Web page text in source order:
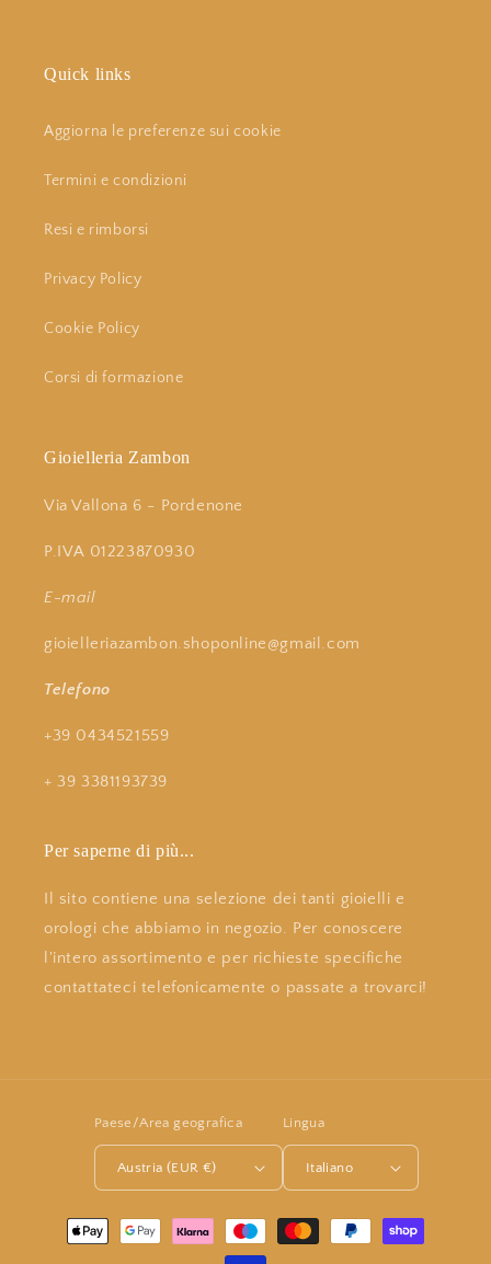
Quick links
Aggiorna le preferenze sui cookie
Termini e condizioni
Resi e rimborsi
Privacy Policy
Cookie Policy
Corsi di formazione
Gioielleria Zambon
Via Vallona 6 - Pordenone
P.IVA 01223870930
E-mail
gioielleriazambon.shoponline@gmail.com
Telefono
+39 0434521559
+ 39 3381193739
Per saperne di più...
Il sito contiene una selezione dei tanti gioielli e
orologi che abbiamo in negozio. Per conoscere
l'intero assortimento e per richieste specifiche
contattateci telefonicamente o passate a trovarci!
Paese/Area geografica
Austria (EUR €)
Lingua
Italiano
Metodi